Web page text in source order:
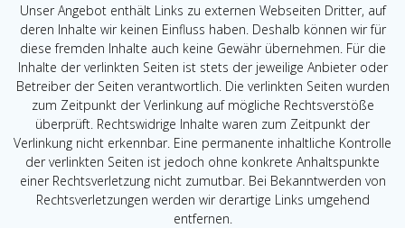
Unser Angebot enthält Links zu externen Webseiten Dritter, auf
deren Inhalte wir keinen Einfluss haben. Deshalb können wir für
diese fremden Inhalte auch keine Gewähr übernehmen. Für die
Inhalte der verlinkten Seiten ist stets der jeweilige Anbieter oder
Betreiber der Seiten verantwortlich. Die verlinkten Seiten wurden
zum Zeitpunkt der Verlinkung auf mögliche Rechtsverstöße
überprüft. Rechtswidrige Inhalte waren zum Zeitpunkt der
Verlinkung nicht erkennbar. Eine permanente inhaltliche Kontrolle
der verlinkten Seiten ist jedoch ohne konkrete Anhaltspunkte
einer Rechtsverletzung nicht zumutbar. Bei Bekanntwerden von
Rechtsverletzungen werden wir derartige Links umgehend
entfernen.